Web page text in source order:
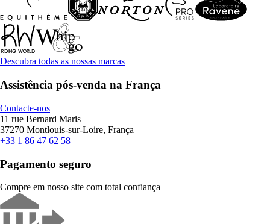
Descubra todas as nossas marcas
Assistência pós-venda na França
Contacte-nos
11 rue Bernard Maris
37270 Montlouis-sur-Loire, França
+33 1 86 47 62 58
Pagamento seguro
Compre em nosso site com total confiança